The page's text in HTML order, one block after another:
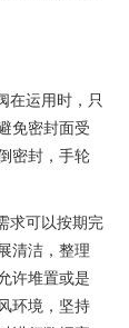
在运用时，只
免密封面受
密封，手轮
求可以按期完
清洁，整理
许堆置或是
环境，坚持